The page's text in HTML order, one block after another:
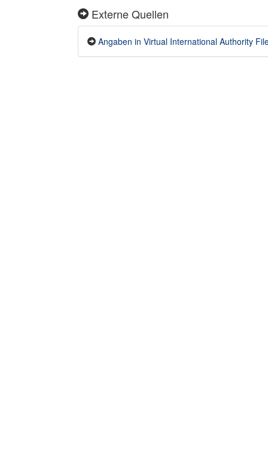
Externe Quellen
Angaben in Virtual International Authority